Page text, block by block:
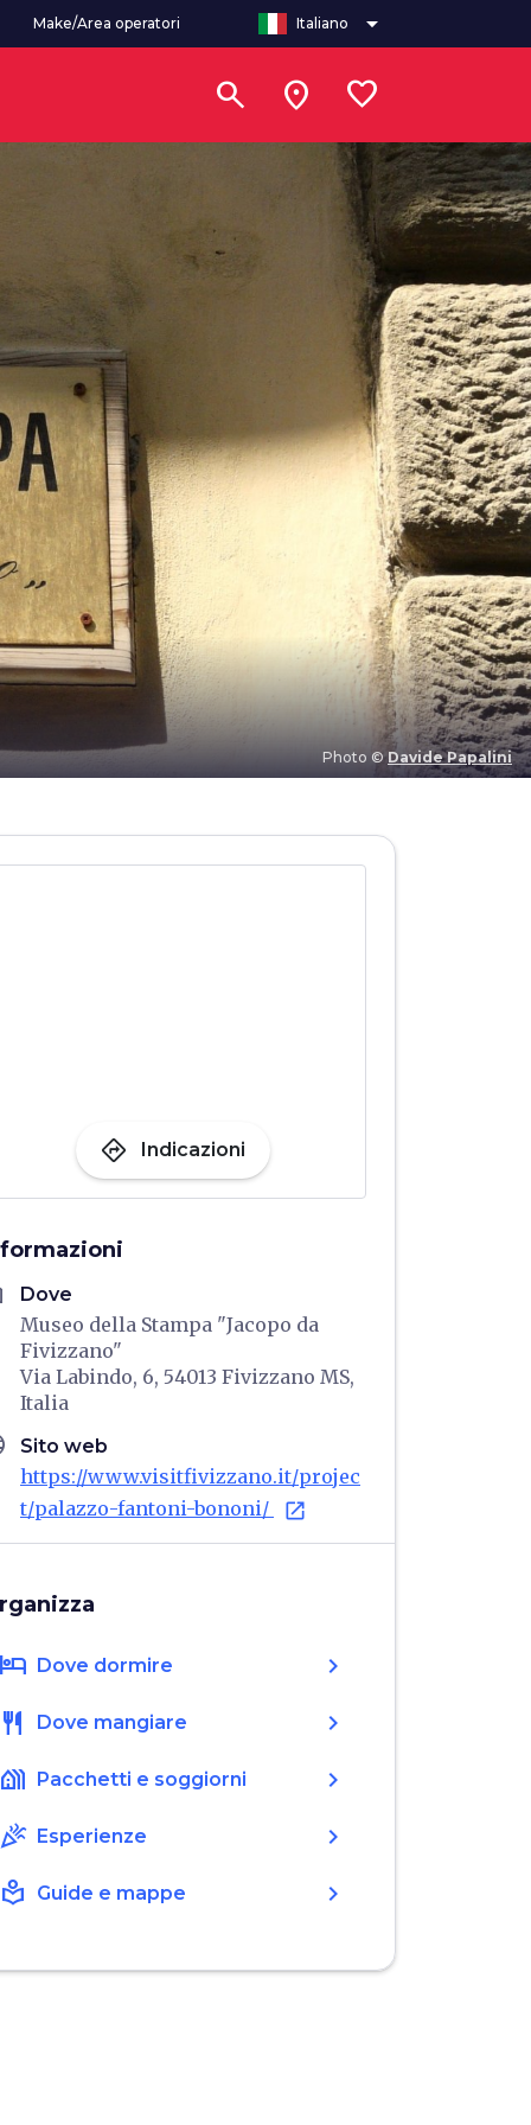
Make/Area operatori Italiano arrow_drop_down
search location_on favorite
Photo © Davide Papalini
directions Indicazioni
Dove
Museo della Stampa "Jacopo da
Fivizzano"
Via Labindo, 6, 54013 Fivizzano MS,
Italia
Sito web
https://www.visitfivizzano.it/projec
t/palazzo-fantoni-bononi/
open_in_new
hotel Dove dormire chevron_right
restaurant Dove mangiare chevron_right
holiday_village Pacchetti e soggiorni chevron_right
celebration Esperienze chevron_right
local_library Guide e mappe chevron_right